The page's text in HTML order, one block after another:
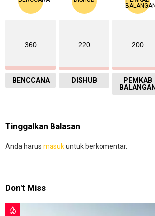
360
BENCCANA
220
DISHUB
200
PEMKAB
BALANGAN
Tinggalkan Balasan
Anda harus masukuntuk berkomentar.
Don't Miss